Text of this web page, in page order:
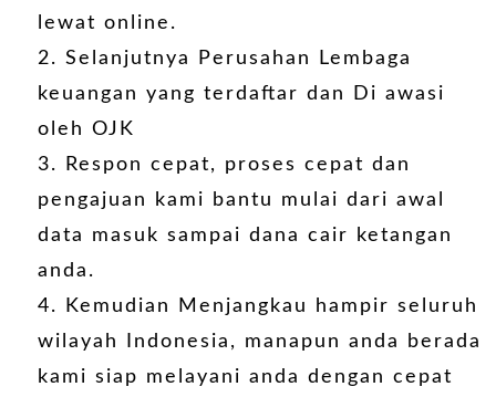
lewat online.
Selanjutnya Perusahan Lembaga
keuangan yang terdaftar dan Di awasi
oleh OJK
Respon cepat, proses cepat dan
pengajuan kami bantu mulai dari awal
data masuk sampai dana cair ketangan
anda.
Kemudian Menjangkau hampir seluruh
wilayah Indonesia, manapun anda berada
kami siap melayani anda dengan cepat